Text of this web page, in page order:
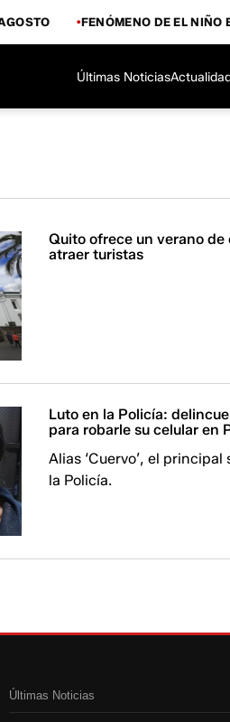
FENÓMENO DE EL NIÑO
Últimas Noticias
Quito ofrece un verano
atraer turistas
Luto en la Policía:
para robarle su celular en
Alias ‘Cuervo’, el
la Policía.
Últimas Noticias